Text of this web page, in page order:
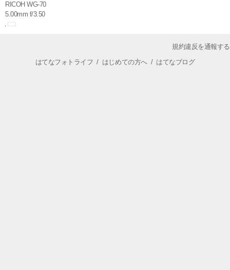
RICOH WG-70
5.00mm f/3.50
規約違反を通報する
はてなフォトライフ / はじめての方へ/ はてなブログ